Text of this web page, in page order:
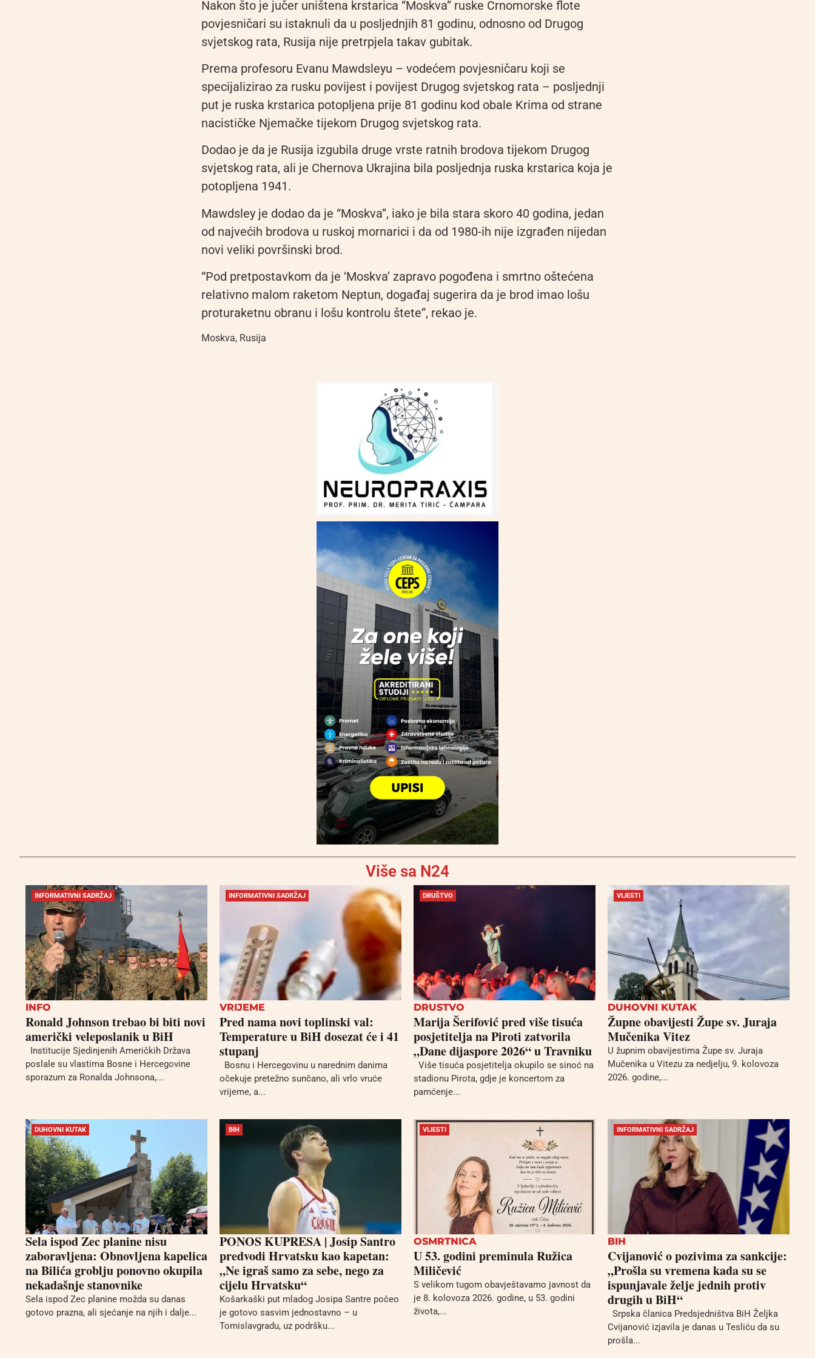
Nakon što je jučer uništena krstarica “Moskva” ruske Crnomorske flote
povjesničari su istaknuli da u posljednjih 81 godinu, odnosno od Drugog
svjetskog rata, Rusija nije pretrpjela takav gubitak.
Prema profesoru Evanu Mawdsleyu – vodećem povjesničaru koji se
specijalizirao za rusku povijest i povijest Drugog svjetskog rata – posljednji
put je ruska krstarica potopljena prije 81 godinu kod obale Krima od strane
nacističke Njemačke tijekom Drugog svjetskog rata.
Dodao je da je Rusija izgubila druge vrste ratnih brodova tijekom Drugog
svjetskog rata, ali je Chernova Ukrajina bila posljednja ruska krstarica koja je
potopljena 1941.
Mawdsley je dodao da je “Moskva”, iako je bila stara skoro 40 godina, jedan
od najvećih brodova u ruskoj mornarici i da od 1980-ih nije izgrađen nijedan
novi veliki površinski brod.
“Pod pretpostavkom da je ‘Moskva’ zapravo pogođena i smrtno oštećena
relativno malom raketom Neptun, događaj sugerira da je brod imao lošu
proturaketnu obranu i lošu kontrolu štete”, rekao je.
Moskva, Rusija
Više sa N24
INFORMATIVNI SADRŽAJ
INFO
Ronald Johnson trebao bi biti novi
američki veleposlanik u BiH
Institucije Sjedinjenih Američkih Država
poslale su vlastima Bosne i Hercegovine
sporazum za Ronalda Johnsona,...
INFORMATIVNI SADRŽAJ
VRIJEME
Pred nama novi toplinski val:
Temperature u BiH dosezat će i 41
stupanj
Bosnu i Hercegovinu u narednim danima
očekuje pretežno sunčano, ali vrlo vruće
vrijeme, a...
DRUŠTVO
DRUSTVO
Marija Šerifović pred više tisuća
posjetitelja na Piroti zatvorila
„Dane dijaspore 2026“ u Travniku
Više tisuća posjetitelja okupilo se sinoć na
stadionu Pirota, gdje je koncertom za
pamćenje...
VIJESTI
DUHOVNI KUTAK
Župne obavijesti Župe sv. Juraja
Mučenika Vitez
U župnim obavijestima Župe sv. Juraja
Mučenika u Vitezu za nedjelju, 9. kolovoza
2026. godine,...
DUHOVNI KUTAK
Sela ispod Zec planine nisu
zaboravljena: Obnovljena kapelica
na Bilića groblju ponovno okupila
nekadašnje stanovnike
Sela ispod Zec planine možda su danas
gotovo prazna, ali sjećanje na njih i dalje...
BIH
PONOS KUPRESA | Josip Santro
predvodi Hrvatsku kao kapetan:
„Ne igraš samo za sebe, nego za
cijelu Hrvatsku“
Košarkaški put mladog Josipa Santre počeo
je gotovo sasvim jednostavno – u
Tomislavgradu, uz podršku...
VIJESTI
OSMRTNICA
U 53. godini preminula Ružica
Miličević
S velikom tugom obavještavamo javnost da
je 8. kolovoza 2026. godine, u 53. godini
života,...
INFORMATIVNI SADRŽAJ
BIH
Cvijanović o pozivima za sankcije:
„Prošla su vremena kada su se
ispunjavale želje jednih protiv
drugih u BiH“
Srpska članica Predsjedništva BiH Željka
Cvijanović izjavila je danas u Tesliću da su
prošla...